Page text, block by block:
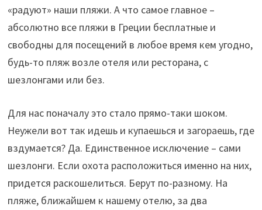
«радуют» наши пляжи. А что самое главное –
абсолютно все пляжи в Греции бесплатные и
свободны для посещений в любое время кем угодно,
будь-то пляж возле отеля или ресторана, с
шезлонгами или без.
Для нас поначалу это стало прямо-таки шоком.
Неужели вот так идешь и купаешься и загораешь, где
вздумается? Да. Единственное исключение – сами
шезлонги. Если охота расположиться именно на них,
придется раскошелиться. Берут по-разному. На
пляже, ближайшем к нашему отелю, за два